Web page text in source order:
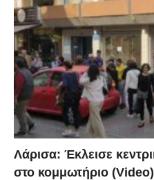
Λάρισα: Έκλεισε
στο κομμωτήριο (Video)